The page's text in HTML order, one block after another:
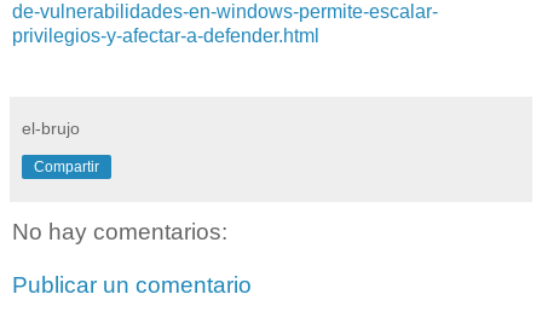
de-vulnerabilidades-en-windows-permite-escalar-
privilegios-y-afectar-a-defender.html
el-brujo
Compartir
No hay comentarios:
Publicar un comentario